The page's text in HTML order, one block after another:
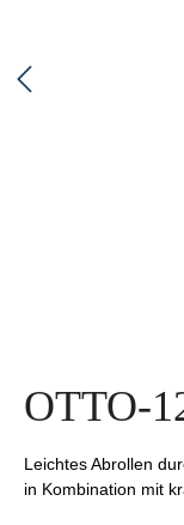
OTTO-
Leichtes Abrollen
in Kombination mit